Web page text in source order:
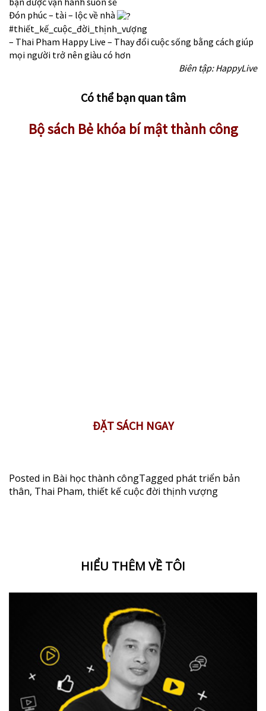
Đón phúc – tài – lộc về nhà
#thiết_kế_cuộc_đời_thịnh_vượng
– Thai Pham Happy Live – Thay đổi cuộc sống bằng cách giúp
mọi người trở nên giàu có hơn
Biên tập: HappyLive
Có thể bạn quan tâm
Bộ sách Bẻ khóa bí mật thành công
ĐẶT SÁCH NGAY
Posted in Bài học thành côngTagged phát triển bản
thân, Thai Pham, thiết kế cuộc đời thịnh vượng
HIỂU THÊM VỀ TÔI